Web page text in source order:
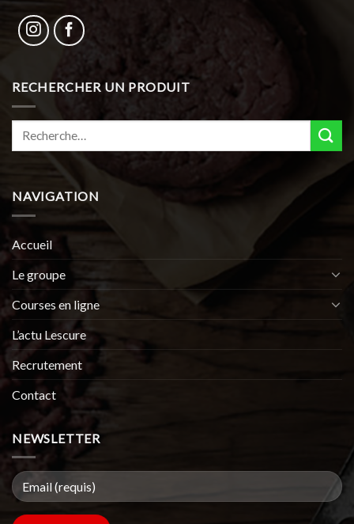
RECHERCHER UN PRODUIT
Recherche
NAVIGATION
Accueil
Le groupe
Courses en ligne
L’actu Lescure
Recrutement
Contact
NEWSLETTER